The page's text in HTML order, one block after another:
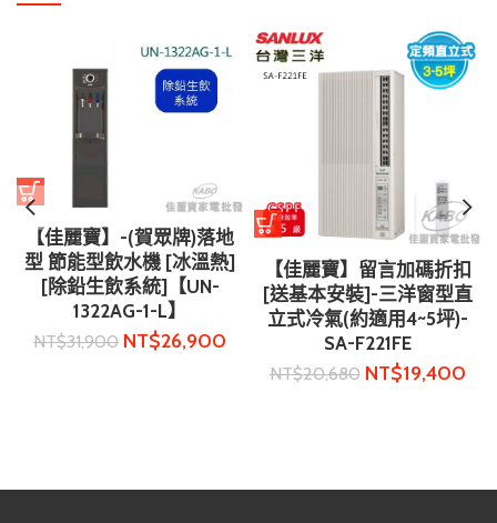
【佳麗寶】-(賀眾牌)落地
型 節能型飲水機 [冰溫熱]
[除鉛生飲系統]【UN-
1322AG-1-L】
NT$31,900 NT$26,900
【佳麗寶】留言加碼折扣
[送基本安裝]-三洋窗型直
立式冷氣(約適用4~5坪)-
SA-F221FE
NT$20,680 NT$19,400